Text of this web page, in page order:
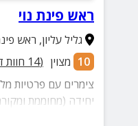
ראש פינת נוי
גליל עליון, ראש
10 מצוין (
14 חוות
צימרים עם פרטיות
יחידה (מחוממת
נוח לכל ימות